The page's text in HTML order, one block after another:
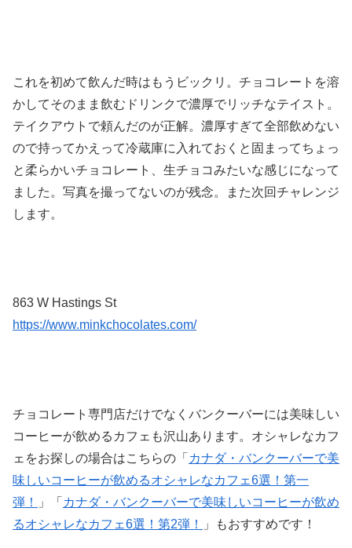
これを初めて飲んだ時はもうビックリ。チョコレートを溶
かしてそのまま飲むドリンクで濃厚でリッチなテイスト。
テイクアウトで頼んだのが正解。濃厚すぎて全部飲めない
ので持ってかえって冷蔵庫に入れておくと固まってちょっ
と柔らかいチョコレート、生チョコみたいな感じになって
ました。写真を撮ってないのが残念。また次回チャレンジ
します。
863 W Hastings St
https://www.minkchocolates.com/
チョコレート専門店だけでなくバンクーバーには美味しい
コーヒーが飲めるカフェも沢山あります。オシャレなカフ
ェをお探しの場合はこちらの「 カナダ・バンクーバーで美
味しいコーヒーが飲めるオシャレなカフェ6選！第一
弾！
」「 カナダ・バンクーバーで美味しいコーヒーが飲め
るオシャレなカフェ6選！第2弾！
」もおすすめです！